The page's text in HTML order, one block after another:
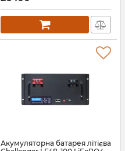
Акумуляторна батарея літієва